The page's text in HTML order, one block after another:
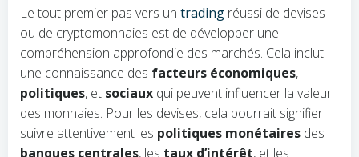
Le tout premier pas vers un trading réussi de devises
ou de cryptomonnaies est de développer une
compréhension approfondie des marchés. Cela inclut
une connaissance des facteurs économiques,
politiques, et sociaux qui peuvent influencer la valeur
des monnaies. Pour les devises, cela pourrait signifier
suivre attentivement les politiques monétaires des
banques centrales, les taux d’intérêt, et les